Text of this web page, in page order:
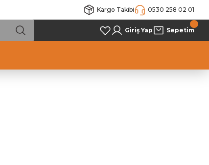
Kargo Takibi 0530 258 02 01
Giriş Yap Sepetim